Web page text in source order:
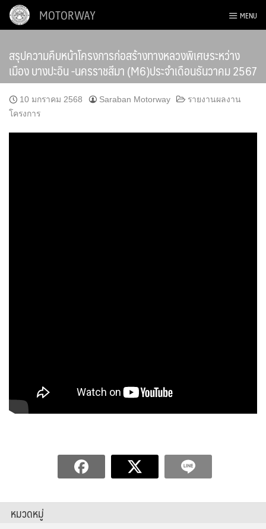
Skip
MOTORWAY MENU
สรุปความคืบหน้าโครงการก่อสร้างทางหลวงพิเศษระหว่าง
เมือง บางปะอิน -นครราชสีมา (M6)ประจำเดือนธันวาคม 2567
10 มกราคม 2568 Saraban Motorway
รายงานผลงาน
โครงการ
หมวดหมู่